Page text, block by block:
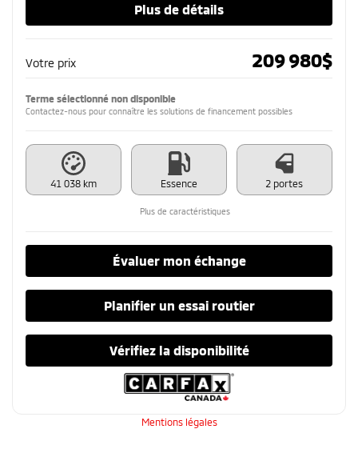
Plus de détails
Votre prix 209 980$
Terme sélectionné non disponible
Contactez-nous pour connaître les solutions de financement possibles
41 038 km Essence 2 portes
Plus de caractéristiques
Évaluer mon échange
Planifier un essai routier
Vérifiez la disponibilité
Mentions légales